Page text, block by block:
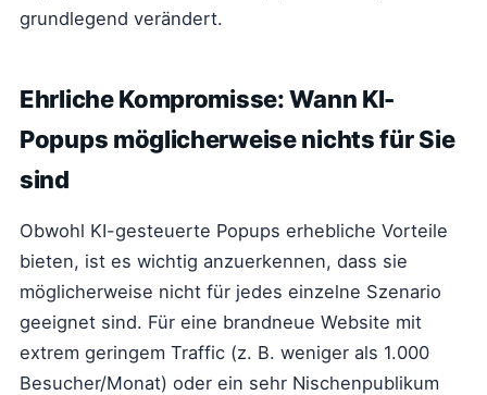
grundlegend verändert.
Ehrliche Kompromisse: Wann KI-
Popups möglicherweise nichts für Sie
sind
Obwohl KI-gesteuerte Popups erhebliche Vorteile
bieten, ist es wichtig anzuerkennen, dass sie
möglicherweise nicht für jedes einzelne Szenario
geeignet sind. Für eine brandneue Website mit
extrem geringem Traffic (z. B. weniger als 1.000
Besucher/Monat) oder ein sehr Nischenpublikum